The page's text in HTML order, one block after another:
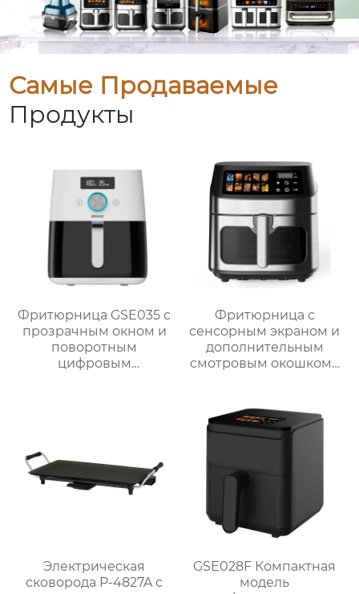
Самые Продаваемые
Продукты
Фритюрница GSE035 с
прозрачным окном и
поворотным
цифровым
Фритюрница с
сенсорным экраном и
дополнительным
смотровым окошком |
Электрическая
сковорода P-4827A с
GSE028F Компактная
модель